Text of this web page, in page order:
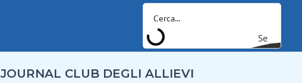
Se
JOURNAL CLUB DEGLI ALLIEVI